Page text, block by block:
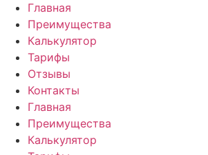
Главная
Преимущества
Калькулятор
Тарифы
Отзывы
Контакты
Главная
Преимущества
Калькулятор